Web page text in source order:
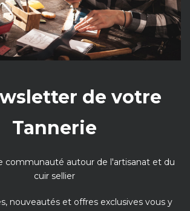
de votre
Tannerie
communauté autour de l'artisanat et du
cuir sellier
nouveautés et offres exclusives vous y